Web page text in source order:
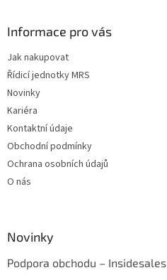
Informace pro vás
Jak nakupovat
Řídicí jednotky MRS
Novinky
Kariéra
Kontaktní údaje
Obchodní podmínky
Ochrana osobních údajů
O nás
Novinky
Podpora obchodu – Insidesales